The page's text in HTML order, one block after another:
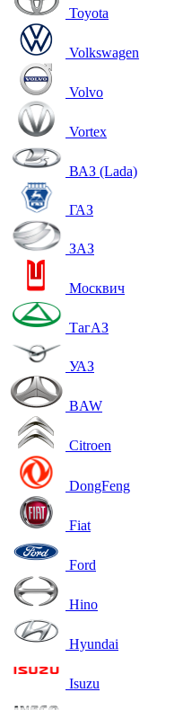
Toyota
Volkswagen
Volvo
Vortex
ВАЗ (Lada)
ГАЗ
ЗАЗ
Москвич
ТагАЗ
УАЗ
BAW
Citroen
DongFeng
Fiat
Ford
Hino
Hyundai
Isuzu